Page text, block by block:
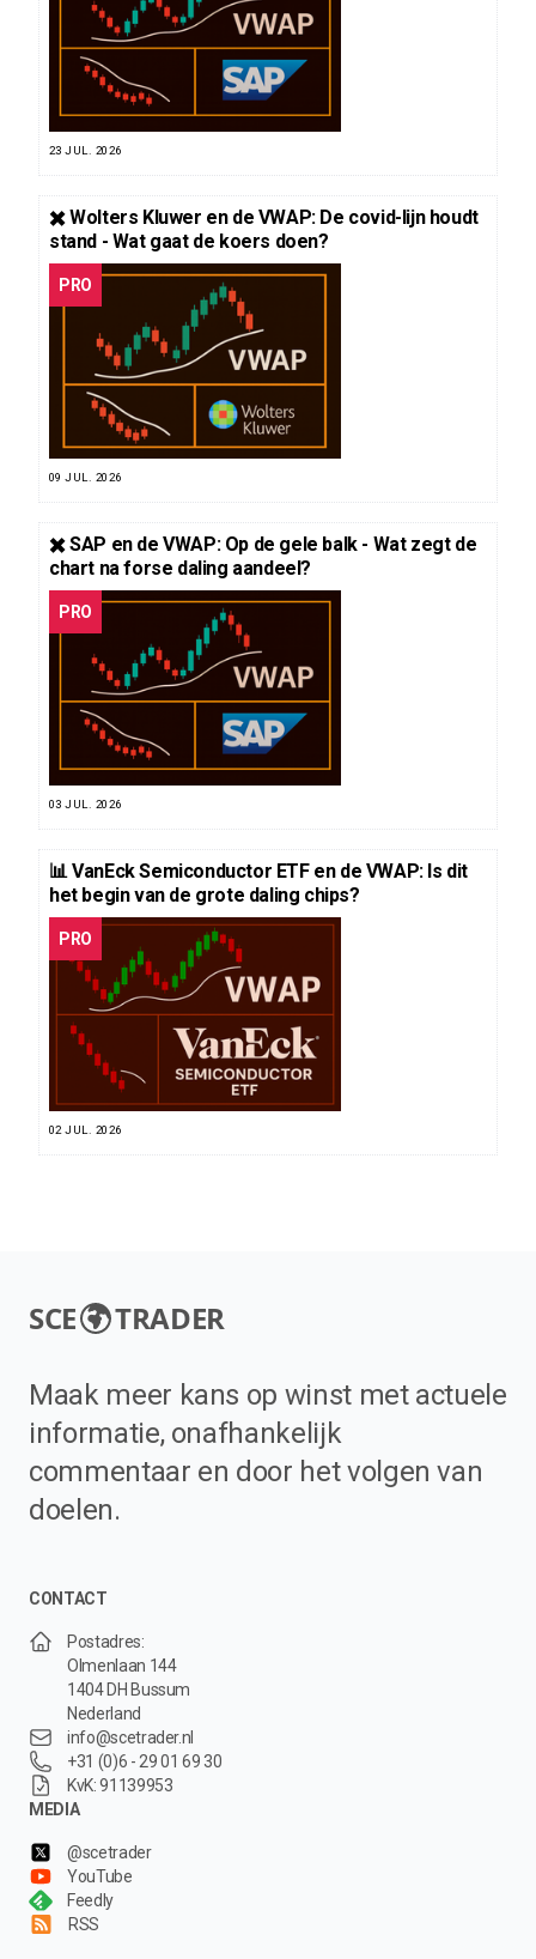
23 JUL. 2026
✖️ Wolters Kluwer en de VWAP: De covid-lijn houdt
stand - Wat gaat de koers doen?
PRO
09 JUL. 2026
✖️ SAP en de VWAP: Op de gele balk - Wat zegt de
chart na forse daling aandeel?
PRO
03 JUL. 2026
📊 VanEck Semiconductor ETF en de VWAP: Is dit
het begin van de grote daling chips?
PRO
02 JUL. 2026
SCE TRADER
Maak meer kans op winst met actuele
informatie, onafhankelijk
commentaar en door het volgen van
doelen.
CONTACT
Postadres:
Olmenlaan 144
1404 DH Bussum
Nederland
info@scetrader.nl
+31 (0)6 - 29 01 69 30
KvK: 91139953
MEDIA
@scetrader
YouTube
Feedly
RSS